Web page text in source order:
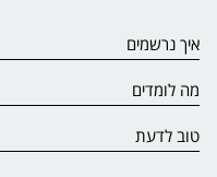
איך נרשמים
מה לומדים
טוב לדעת